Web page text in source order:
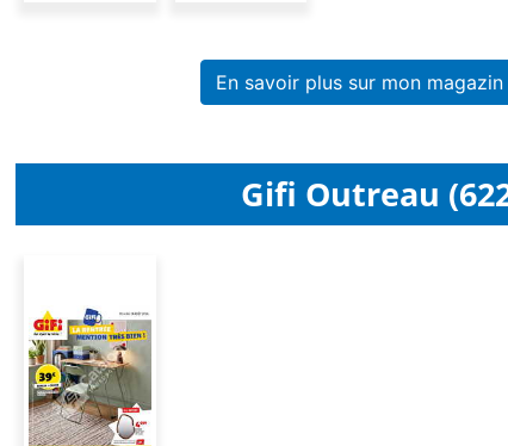
En savoir plus sur mon
Gifi Outreau